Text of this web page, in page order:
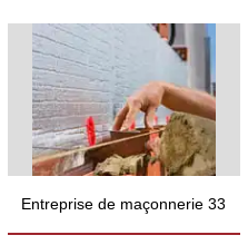
Entreprise de maçonnerie 33